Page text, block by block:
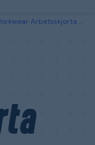
Arbetsskjorta stålgrå Stålgrå